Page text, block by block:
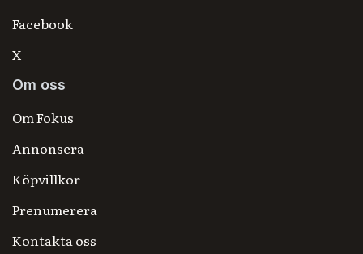
Facebook
X
Om oss
Om Fokus
Annonsera
Köpvillkor
Prenumerera
Kontakta oss